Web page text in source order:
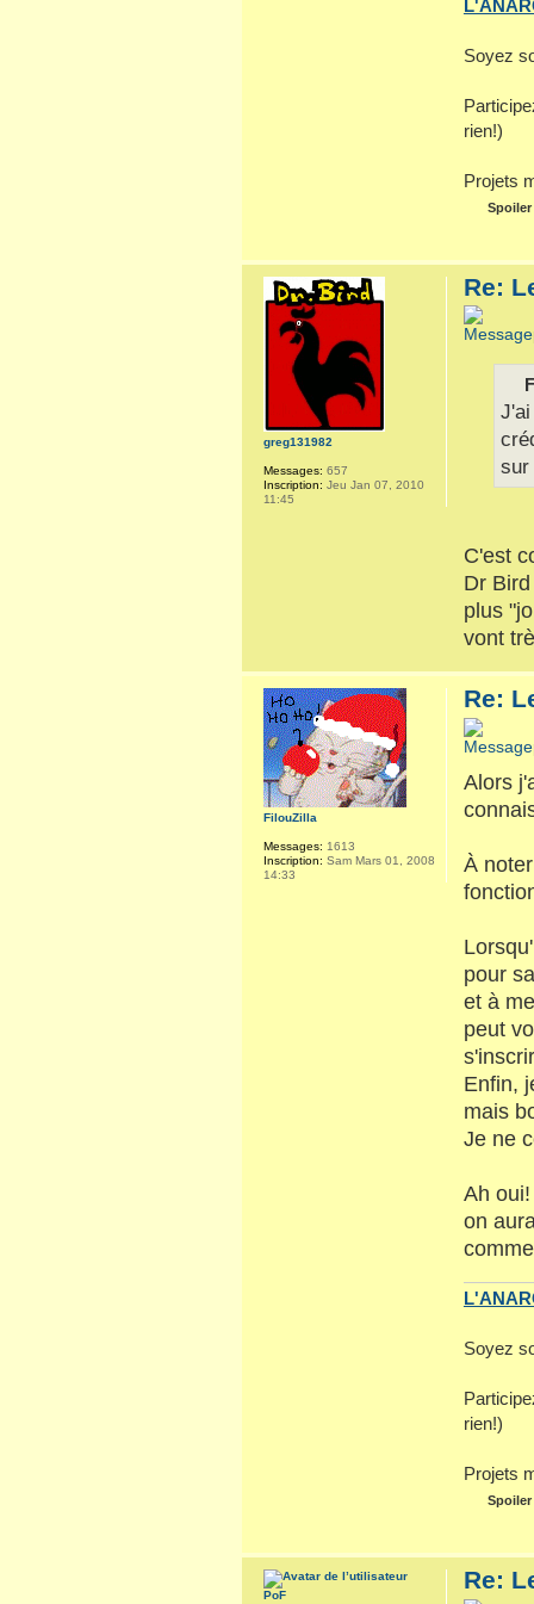
Soyez
rien!)
Projets
Spoiler
Re:
sur
C'est
Dr
plus
vont
greg131982
Messages: 657
Inscription: Jeu Jan 07, 2010
11:45
Re:
Alors
À
pour
et à
peut
Enfin,
mais
Je ne
Ah
on
Soyez
rien!)
Projets
Spoiler
FilouZilla
Messages: 1613
Inscription: Sam Mars 01, 2008
14:33
Re:
PoF